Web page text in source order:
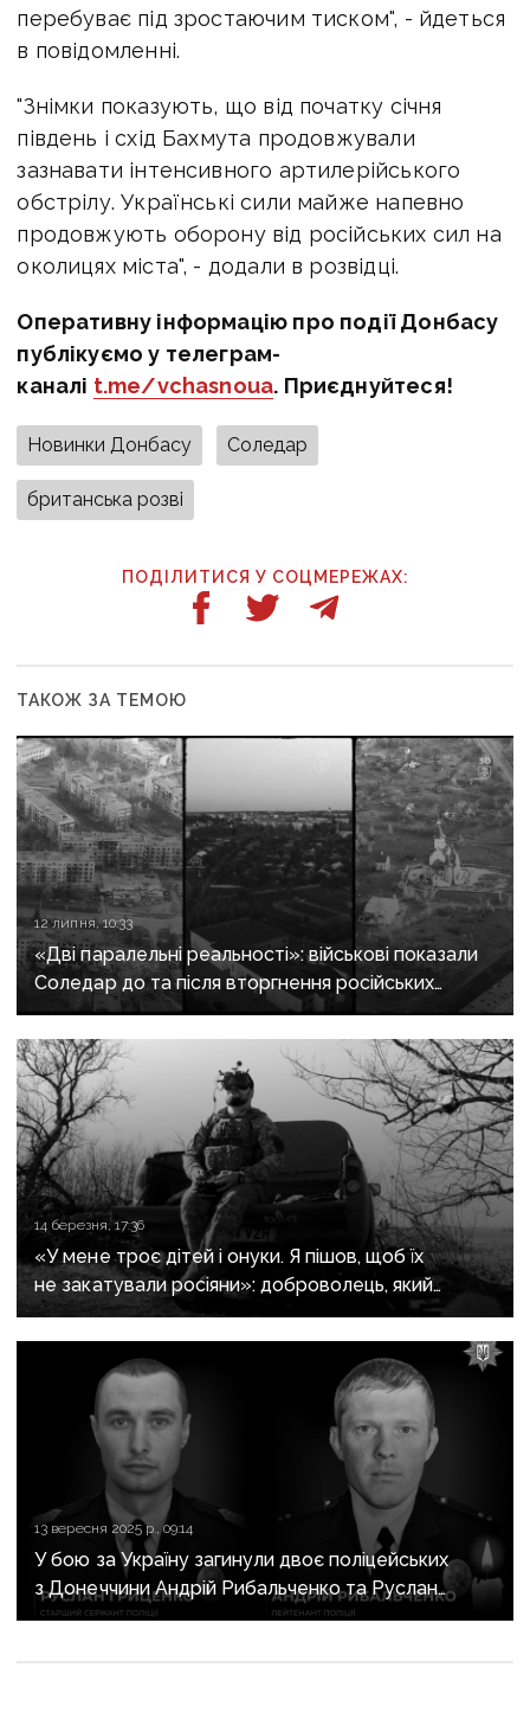
перебуває під зростаючим тиском", - йдеться
в повідомленні.
"Знімки показують, що від початку січня
південь і схід Бахмута продовжували
зазнавати інтенсивного артилерійського
обстрілу. Українські сили майже напевно
продовжують оборону від російських сил на
околицях міста", - додали в розвідці.
Оперативну інформацію про події Донбасу
публікуємо у телеграм-
каналі t.me/vchasnoua. Приєднуйтеся!
Новинки Донбасу Соледар
британська розві
ПОДІЛИТИСЯ У СОЦМЕРЕЖАХ:
ТАКОЖ ЗА ТЕМОЮ
12 липня, 10:33
«Дві паралельні реальності»: військові показали
Соледар до та після вторгнення російських
окупантів
14 березня, 17:36
«У мене троє дітей і онуки. Я пішов, щоб їх
не закатували росіяни»: доброволець, який
пройшов піхотне пекло в спецпідрозділі, вибиває
ворога з Лиманщини дронами
13 вересня 2025 р., 09:14
У бою за Україну загинули двоє поліцейських
з Донеччини Андрій Рибальченко та Руслан
Гриценко